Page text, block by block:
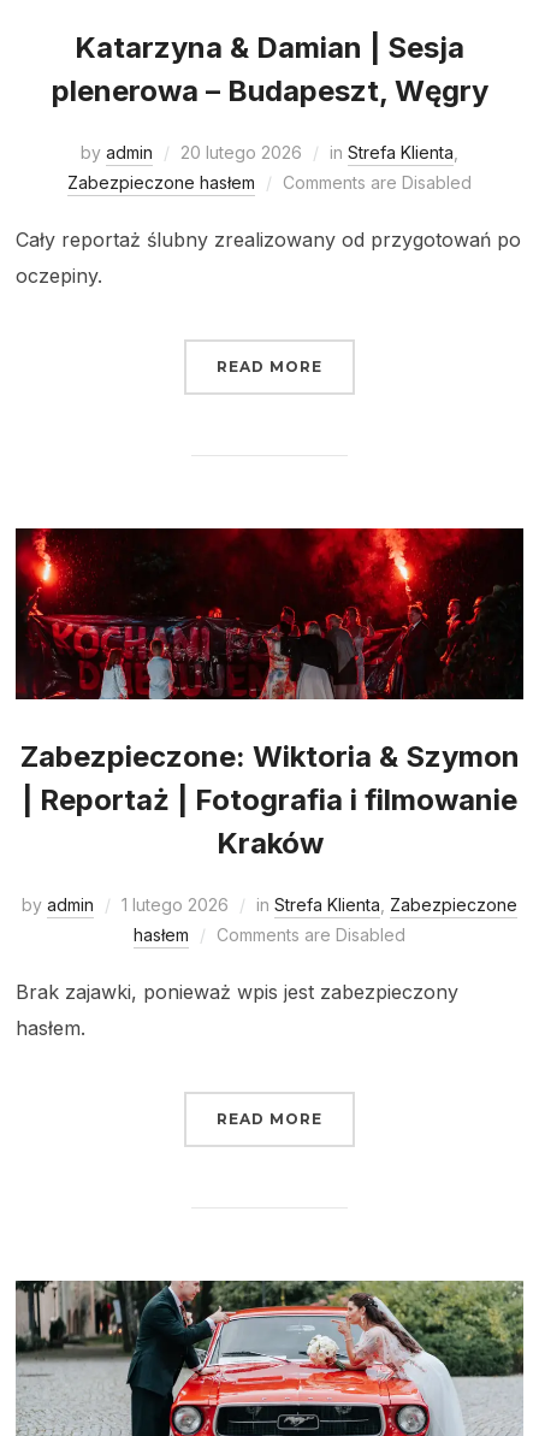
Katarzyna & Damian | Sesja
plenerowa – Budapeszt, Węgry
by admin 20 lutego 2026 in Strefa Klienta
Zabezpieczone hasłem
Comments are Disabled
Cały reportaż ślubny zrealizowany od przygotowań po
oczepiny.
READ MORE
Zabezpieczone: Wiktoria & Szymon
| Reportaż | Fotografia i filmowanie
Kraków
by admin 1 lutego 2026 in Strefa Klienta Zabezpieczone
hasłem
Comments are Disabled
Brak zajawki, ponieważ wpis jest zabezpieczony
hasłem.
READ MORE